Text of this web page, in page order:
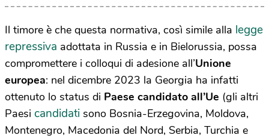
Il timore è che questa normativa, così simile alla legge
repressiva adottata in Russia e in Bielorussia, possa
compromettere i colloqui di adesione all’Unione
europea: nel dicembre 2023 la Georgia ha infatti
ottenuto lo status di Paese candidato all’Ue (gli altri
Paesi candidati sono Bosnia-Erzegovina, Moldova,
Montenegro, Macedonia del Nord, Serbia, Turchia e